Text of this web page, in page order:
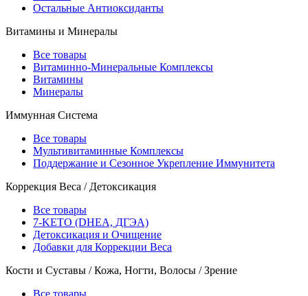
Остальные Антиоксиданты
Витамины и Минералы
Все товары
Витаминно-Минеральные Комплексы
Витамины
Минералы
Иммунная Система
Все товары
Мультивитаминные Комплексы
Поддержание и Сезонное Укрепление Иммунитета
Коррекция Веса / Детоксикация
Все товары
7-KETO (DHEA, ДГЭА)
Детоксикация и Очищение
Добавки для Коррекции Веса
Кости и Суставы / Кожа, Ногти, Волосы / Зрение
Все товары